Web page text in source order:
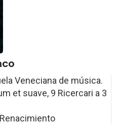
Veneciana de música.
et suave, 9 Ricercari a 3